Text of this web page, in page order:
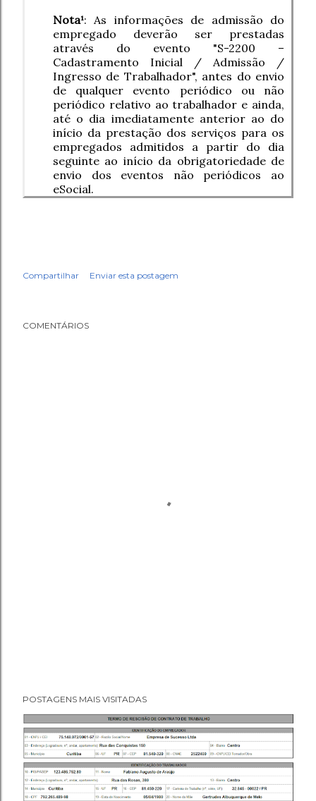
Nota¹: As informações de admissão do
empregado deverão ser prestadas
através do evento "S-2200 –
Cadastramento Inicial / Admissão /
Ingresso de Trabalhador", antes do envio
de qualquer evento periódico ou não
periódico relativo ao trabalhador e ainda,
até o dia imediatamente anterior ao do
início da prestação dos serviços para os
empregados admitidos a partir do dia
seguinte ao início da obrigatoriedade de
envio dos eventos não periódicos ao
eSocial.
Compartilhar Enviar esta postagem
COMENTÁRIOS
POSTAGENS MAIS VISITADAS